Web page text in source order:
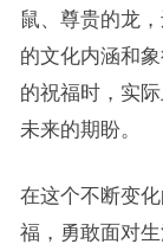
鼠、尊贵的龙
的文化内涵和
的祝福时，实
未来的期盼。
在这个不断变
福，勇敢面对